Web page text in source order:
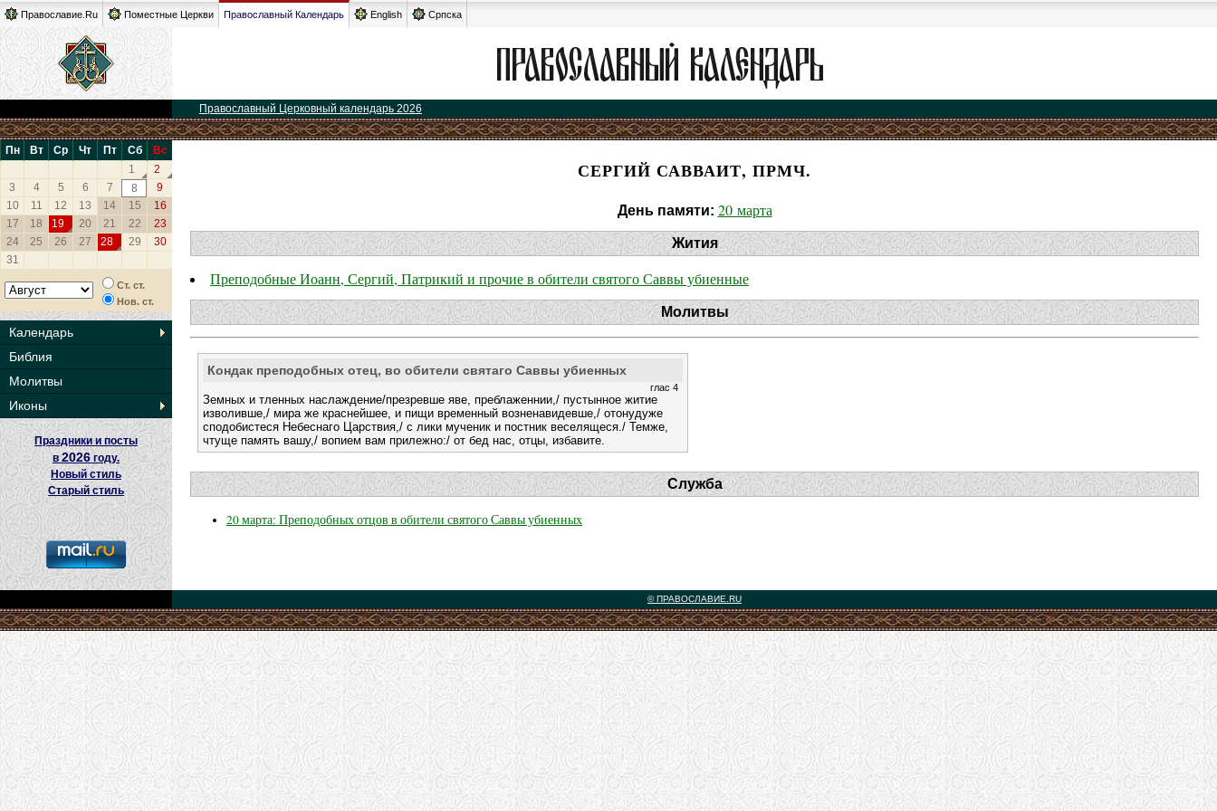
Православие.Ru Поместные Церкви Православный Календарь English Српска
Православный Церковный календарь 2026
Пн Вт Ср Чт Пт Сб
Вс
1
2
3
4 5 6 7 8
9
10
11 12 13 14 15
16
17
18 19 20 21 22
23
24
25 26 27 28 29
30
31
Ст. ст.
Нов. ст.
Календарь
Библия
Молитвы
Иконы
Праздники и посты
в2026 году.
Новый стиль
Старый стиль
СЕРГИЙ САВВАИТ, ПРМЧ.
День памяти: 20 марта
Жития
Преподобные Иоанн, Сергий, Патрикий и прочие в обители святого Саввы убиенные
Молитвы
Кондак преподобных отец, во обители святаго Саввы убиенных
глас 4
Земных и тленных наслаждение/презревше яве, преблаженнии,/ пустынное житие
изволивше,/ мира же краснейшее, и пищи временный возненавидевше,/ отонудуже
сподобистеся Небеснаго Царствия,/ с лики мученик и постник веселящеся./ Темже,
чтуще память вашу,/ вопием вам прилежно:/ от бед нас, отцы, избавите.
Служба
20 марта: Преподобных отцов в обители святого Саввы убиенных
© ПРАВОСЛАВИЕ.RU